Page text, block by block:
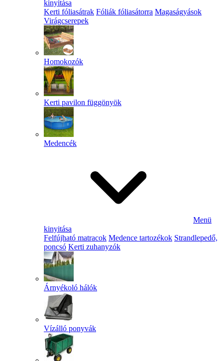
kinyitása
Kerti fóliasátrak Fóliák fóliasátorra Magaságyások
Virágcserepek
Homokozók
Kerti pavilon függönyök
Medencék
Menü
kinyitása
Felfújható matracok Medence tartozékok Strandlepedő,
poncsó Kerti zuhanyzók
Árnyékoló hálók
Vízálló ponyvák